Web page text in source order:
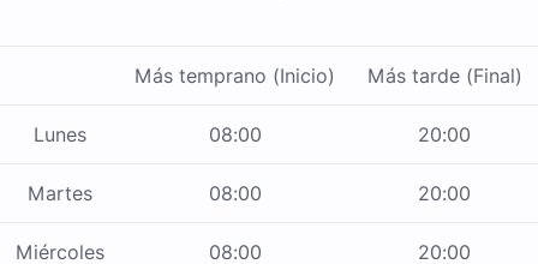
Más temprano (Inicio) Más tarde (Final)
Lunes 08:00 20:00
Martes 08:00 20:00
Miércoles 08:00 20:00